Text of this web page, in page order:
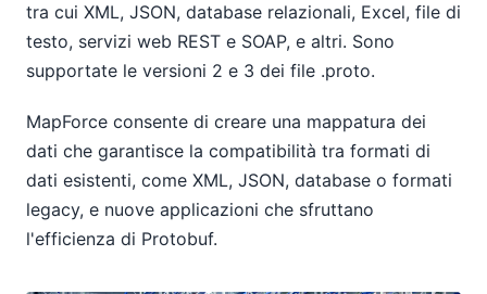
tra cui XML, JSON, database relazionali, Excel, file di
testo, servizi web REST e SOAP, e altri. Sono
supportate le versioni 2 e 3 dei file .proto.
MapForce consente di creare una mappatura dei
dati che garantisce la compatibilità tra formati di
dati esistenti, come XML, JSON, database o formati
legacy, e nuove applicazioni che sfruttano
l'efficienza di Protobuf.